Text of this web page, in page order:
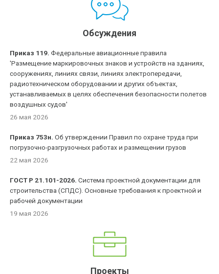
Обсуждения
Приказ 119. Федеральные авиационные правила
'Размещение маркировочных знаков и устройств на зданиях,
сооружениях, линиях связи, линиях электропередачи,
радиотехническом оборудовании и других объектах,
устанавливаемых в целях обеспечения безопасности полетов
воздушных судов'
26 мая 2026
Приказ 753н. Об утверждении Правил по охране труда при
погрузочно-разгрузочных работах и размещении грузов
22 мая 2026
ГОСТ Р 21.101-2026. Система проектной документации для
строительства (СПДС). Основные требования к проектной и
рабочей документации
19 мая 2026
Проекты